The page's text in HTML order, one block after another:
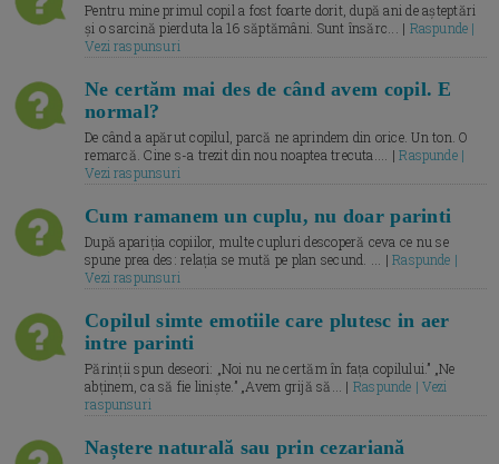
Pentru mine primul copil a fost foarte dorit, după ani de așteptări
și o sarcină pierduta la 16 săptămâni. Sunt însărc... | Raspunde |
Vezi raspunsuri
Ne certăm mai des de când avem copil. E
normal?
De când a apărut copilul, parcă ne aprindem din orice. Un ton. O
remarcă. Cine s-a trezit din nou noaptea trecuta.... |Raspunde |
Vezi raspunsuri
Cum ramanem un cuplu, nu doar parinti
După apariția copiilor, multe cupluri descoperă ceva ce nu se
spune prea des: relația se mută pe plan secund. ... |Raspunde |
Vezi raspunsuri
Copilul simte emotiile care plutesc in aer
intre parinti
Părinții spun deseori: „Noi nu ne certăm în fața copilului.” „Ne
abținem, ca să fie liniște.” „Avem grijă să... | Raspunde | Vezi
raspunsuri
Naștere naturală sau prin cezariană